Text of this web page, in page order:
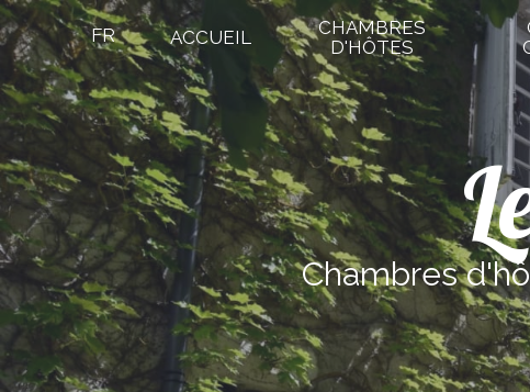
FR ACCUEIL
CHAMBRES
D'HÔTES
Chambres